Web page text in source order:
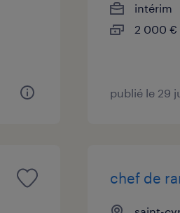
intérim
2 000 €
publié le 29
chef de